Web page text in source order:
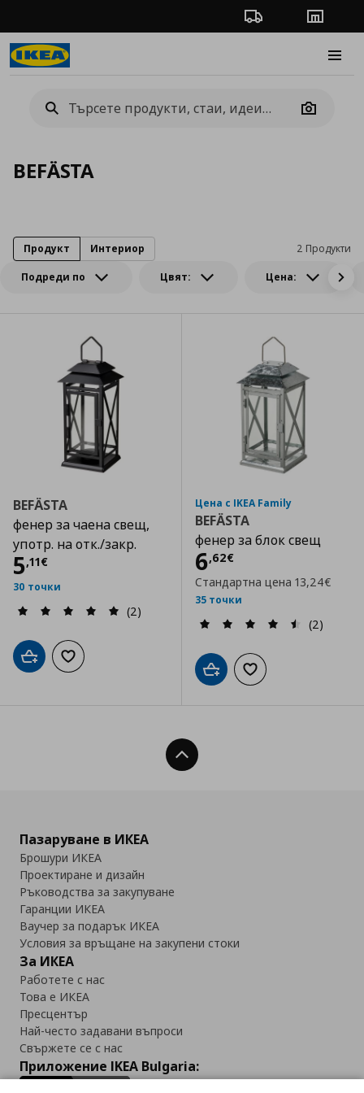
Проследяване на
Camera
BEFÄSTA
Подреди по Цвят: Цена:
2 Продукти
Продукт Интериор
BEFÄSTA
фенер за чаена свещ,
употр. на отк./закр.
5,11€
Цена
30 точки
(2)
Добави в кошницата
Добави към списъка с любими
Цена с IKEA Family
BEFÄSTA
фенер за блок свещ
6,62€
Цена
Стандартна цена 13,24€
35 точки
(2)
Добави в кошницата
Добави към
Нагоре
Пазаруване в ИКЕА
Брошури ИКЕА
Проектиране и дизайн
Ръководства за закупуване
Гаранции ИКЕА
Ваучер за подарък ИКЕА
Условия за връщане на закупени стоки
За ИКЕА
Работете с нас
Това е ИКЕА
Пресцентър
Най-често задавани въпроси
Свържете се с нас
Приложение IKEA Bulgaria: